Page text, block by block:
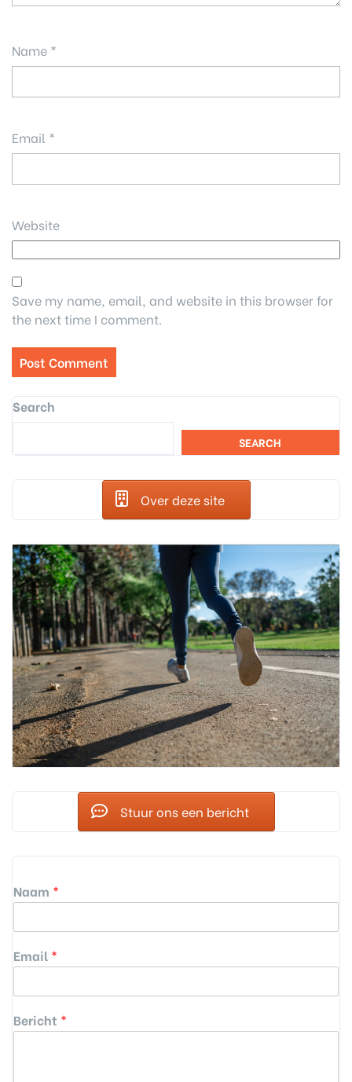
Name *
Email *
Website
Save my name, email, and website in this browser for
the next time I comment.
Search
SEARCH
Over deze site
Stuur ons een bericht
Naam *
Email *
Bericht *